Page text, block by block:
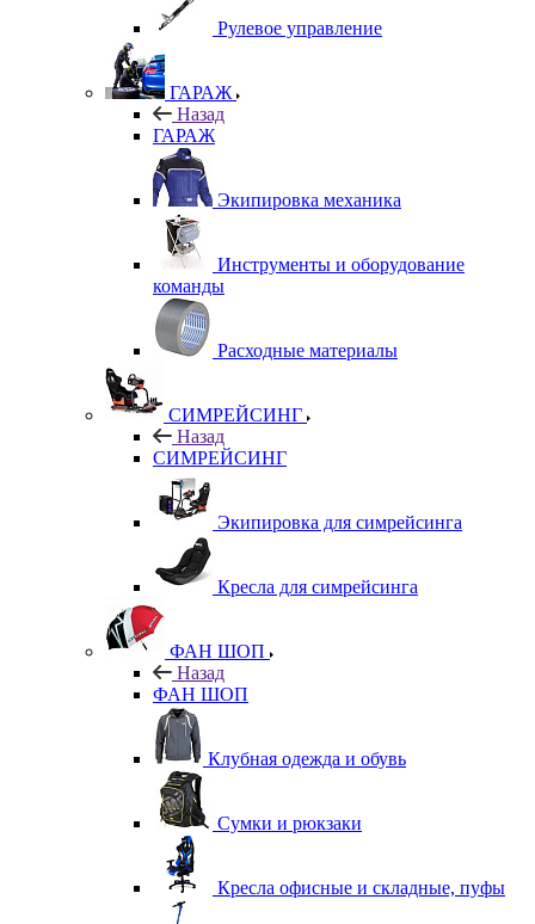
Рулевое управление
ГАРАЖ
Назад
ГАРАЖ
Экипировка механика
Инструменты и оборудование
команды
Расходные материалы
СИМРЕЙСИНГ
Назад
СИМРЕЙСИНГ
Экипировка для симрейсинга
Кресла для симрейсинга
ФАН ШОП
Назад
ФАН ШОП
Клубная одежда и обувь
Сумки и рюкзаки
Кресла офисные и складные, пуфы